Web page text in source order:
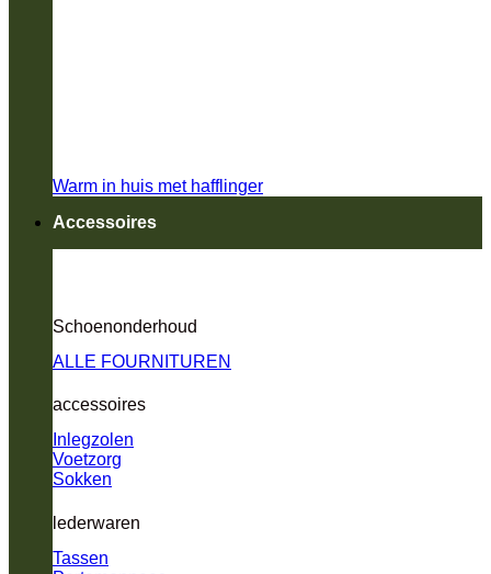
Warm in huis met hafflinger
Accessoires
Schoenonderhoud
ALLE FOURNITUREN
accessoires
Inlegzolen
Voetzorg
Sokken
lederwaren
Tassen